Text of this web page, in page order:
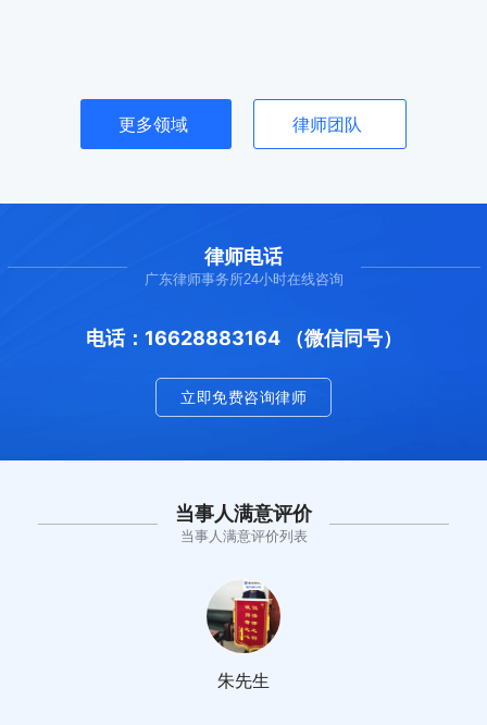
更多领域 律师团队
律师电话
广东律师事务所24小时在线咨询
电话：16628883164 （微信同号）
立即免费咨询律师
当事人满意评价
当事人满意评价列表
朱先生